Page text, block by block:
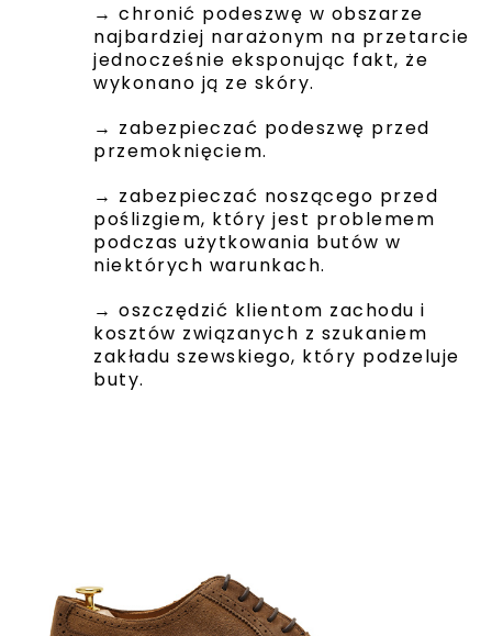
→ chronić podeszwę w obszarze
najbardziej narażonym na przetarcie
jednocześnie eksponując fakt, że
wykonano ją ze skóry.
→ zabezpieczać podeszwę przed
przemoknięciem.
→ zabezpieczać noszącego przed
poślizgiem, który jest problemem
podczas użytkowania butów w
niektórych warunkach.
→ oszczędzić klientom zachodu i
kosztów związanych z szukaniem
zakładu szewskiego, który podzeluje
buty.